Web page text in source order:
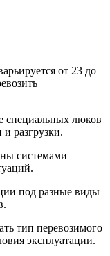
от 23 до
специальных люков
разгрузки.
системами
под разные виды
тип перевозимого
эксплуатации.